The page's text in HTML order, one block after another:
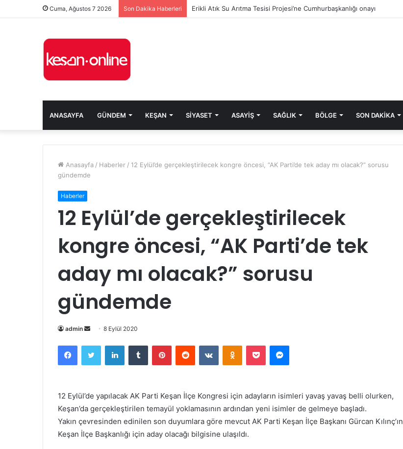
Cuma, Ağustos 7 2026 Son Dakika Haberleri Erikli Atık Su Arıtma Tesisi Projesi’ne Cumhurbaşkanlığı onayı
ANASAYFA GÜNDEM KEŞAN SIYASET ASAYIŞ SAĞLIK BÖLGE SON DAKIKA
Anasayfa / Haberler / 12 Eylül’de gerçekleştirilecek kongre öncesi, “AK Parti’de tek aday mı olacak?” sorusu
gündemde
Haberler
12 Eylül’de gerçekleştirilecek
kongre öncesi, “AK Parti’de tek
aday mı olacak?” sorusu
gündemde
admin
Bir
posta
göndermek
8 Eylül 2020
FacebookTwitter LinkedInTumblr PinterestReddit VKontakteOdnoklassniki
Pocket Messenger
12 Eylül’de yapılacak AK Parti Keşan İlçe Kongresi için adayların isimleri yavaş yavaş belli olurken,
Keşan’da gerçekleştirilen temayül yoklamasının ardından yeni isimler de gelmeye başladı.
Yakın çevresinden edinilen son duyumlara göre mevcut AK Parti Keşan İlçe Başkanı Gürcan Kılınç’ın
Keşan İlçe Başkanlığı için aday olacağı bilgisine ulaşıldı.